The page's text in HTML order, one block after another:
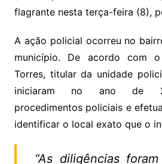
flagrante nesta terça-feira (8),
A ação policial ocorreu no
município. De acordo com
Torres, titular da unidade
iniciaram no ano de
procedimentos policiais e
identificar o local exato que o
“As diligências